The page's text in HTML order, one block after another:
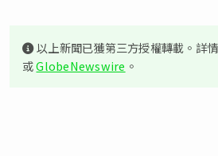
以上新聞已獲第三方授權轉載。詳
或GlobeNewswire 。